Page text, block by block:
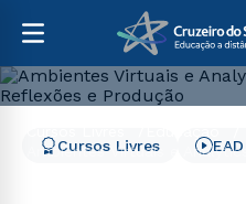
Ambientes Virtuais e
Cursos Livres